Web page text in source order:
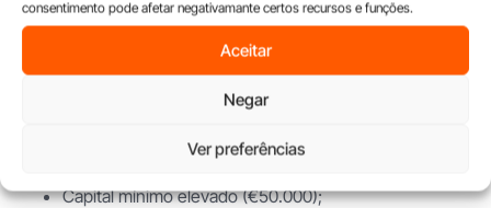
consentimento pode afetar negativamante certos recursos e funções.
Aceitar
Negar
Ver preferências
Diferenciação clara de papéis;
Responsabilidade limitada para comanditários.
Complexidade na gestão e criação;
Capital mínimo elevado (€50.000);